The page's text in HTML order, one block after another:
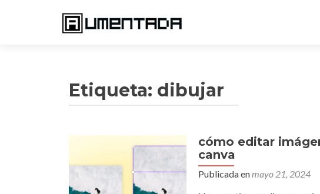
Etiqueta: dibujar
cómo editar
canva
Publicada enmayo 21, 2024